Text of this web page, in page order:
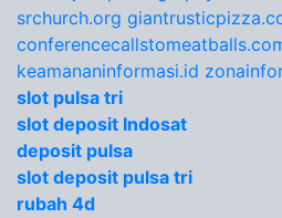
srchurch.org
keamananinformasi.id
slot pulsa tri
slot deposit Indosat
deposit pulsa
slot deposit pulsa tri
rubah 4d